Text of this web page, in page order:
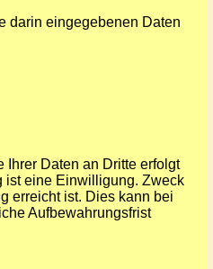
darin eingegebenen Daten
Ihrer Daten an Dritte erfolgt
ist eine Einwilligung. Zweck
erreicht ist. Dies kann bei
Aufbewahrungsfrist